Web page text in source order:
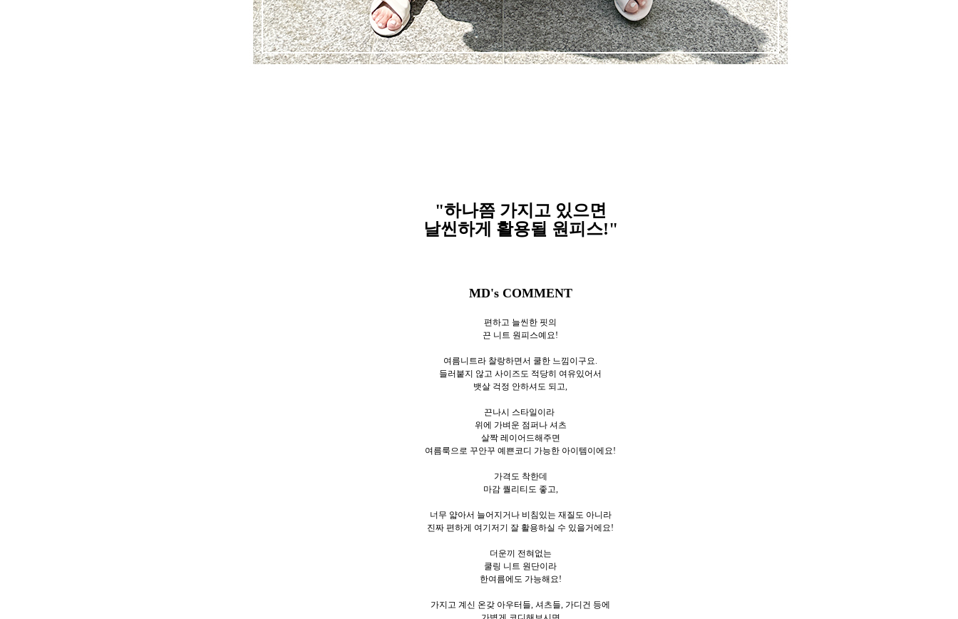
"하나쯤 가지고 있으면
날씬하게 활용될 원피스!"
MD's COMMENT
편하고 늘씬한 핏의
끈 니트 원피스예요!
여름니트라 찰랑하면서 쿨한 느낌이구요.
들러붙지 않고 사이즈도 적당히 여유있어서
뱃살 걱정 안하셔도 되고,
끈나시 스타일이라
위에 가벼운 점퍼나 셔츠
살짝 레이어드해주면
여름룩으로 꾸안꾸 예쁜코디 가능한 아이템이에요!
가격도 착한데
마감 퀄리티도 좋고,
너무 얇아서 늘어지거나 비침있는 재질도 아니라
진짜 편하게 여기저기 잘 활용하실 수 있을거에요!
더운끼 전혀없는
쿨링 니트 원단이라
한여름에도 가능해요!
가지고 계신 온갖 아우터들, 셔츠들, 가디건 등에